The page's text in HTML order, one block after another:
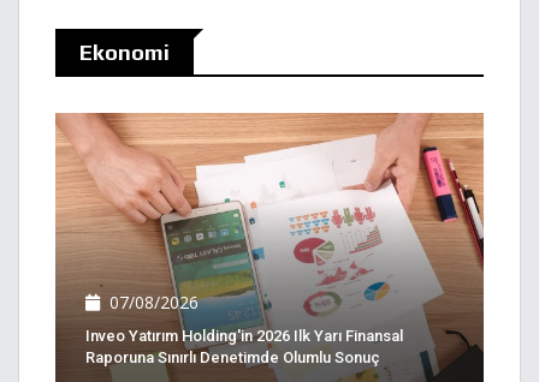
Ekonomi
07/08/2026
Inveo Yatırım Holding'in 2026 Ilk Yarı Finansal
Raporuna Sınırlı Denetimde Olumlu Sonuç